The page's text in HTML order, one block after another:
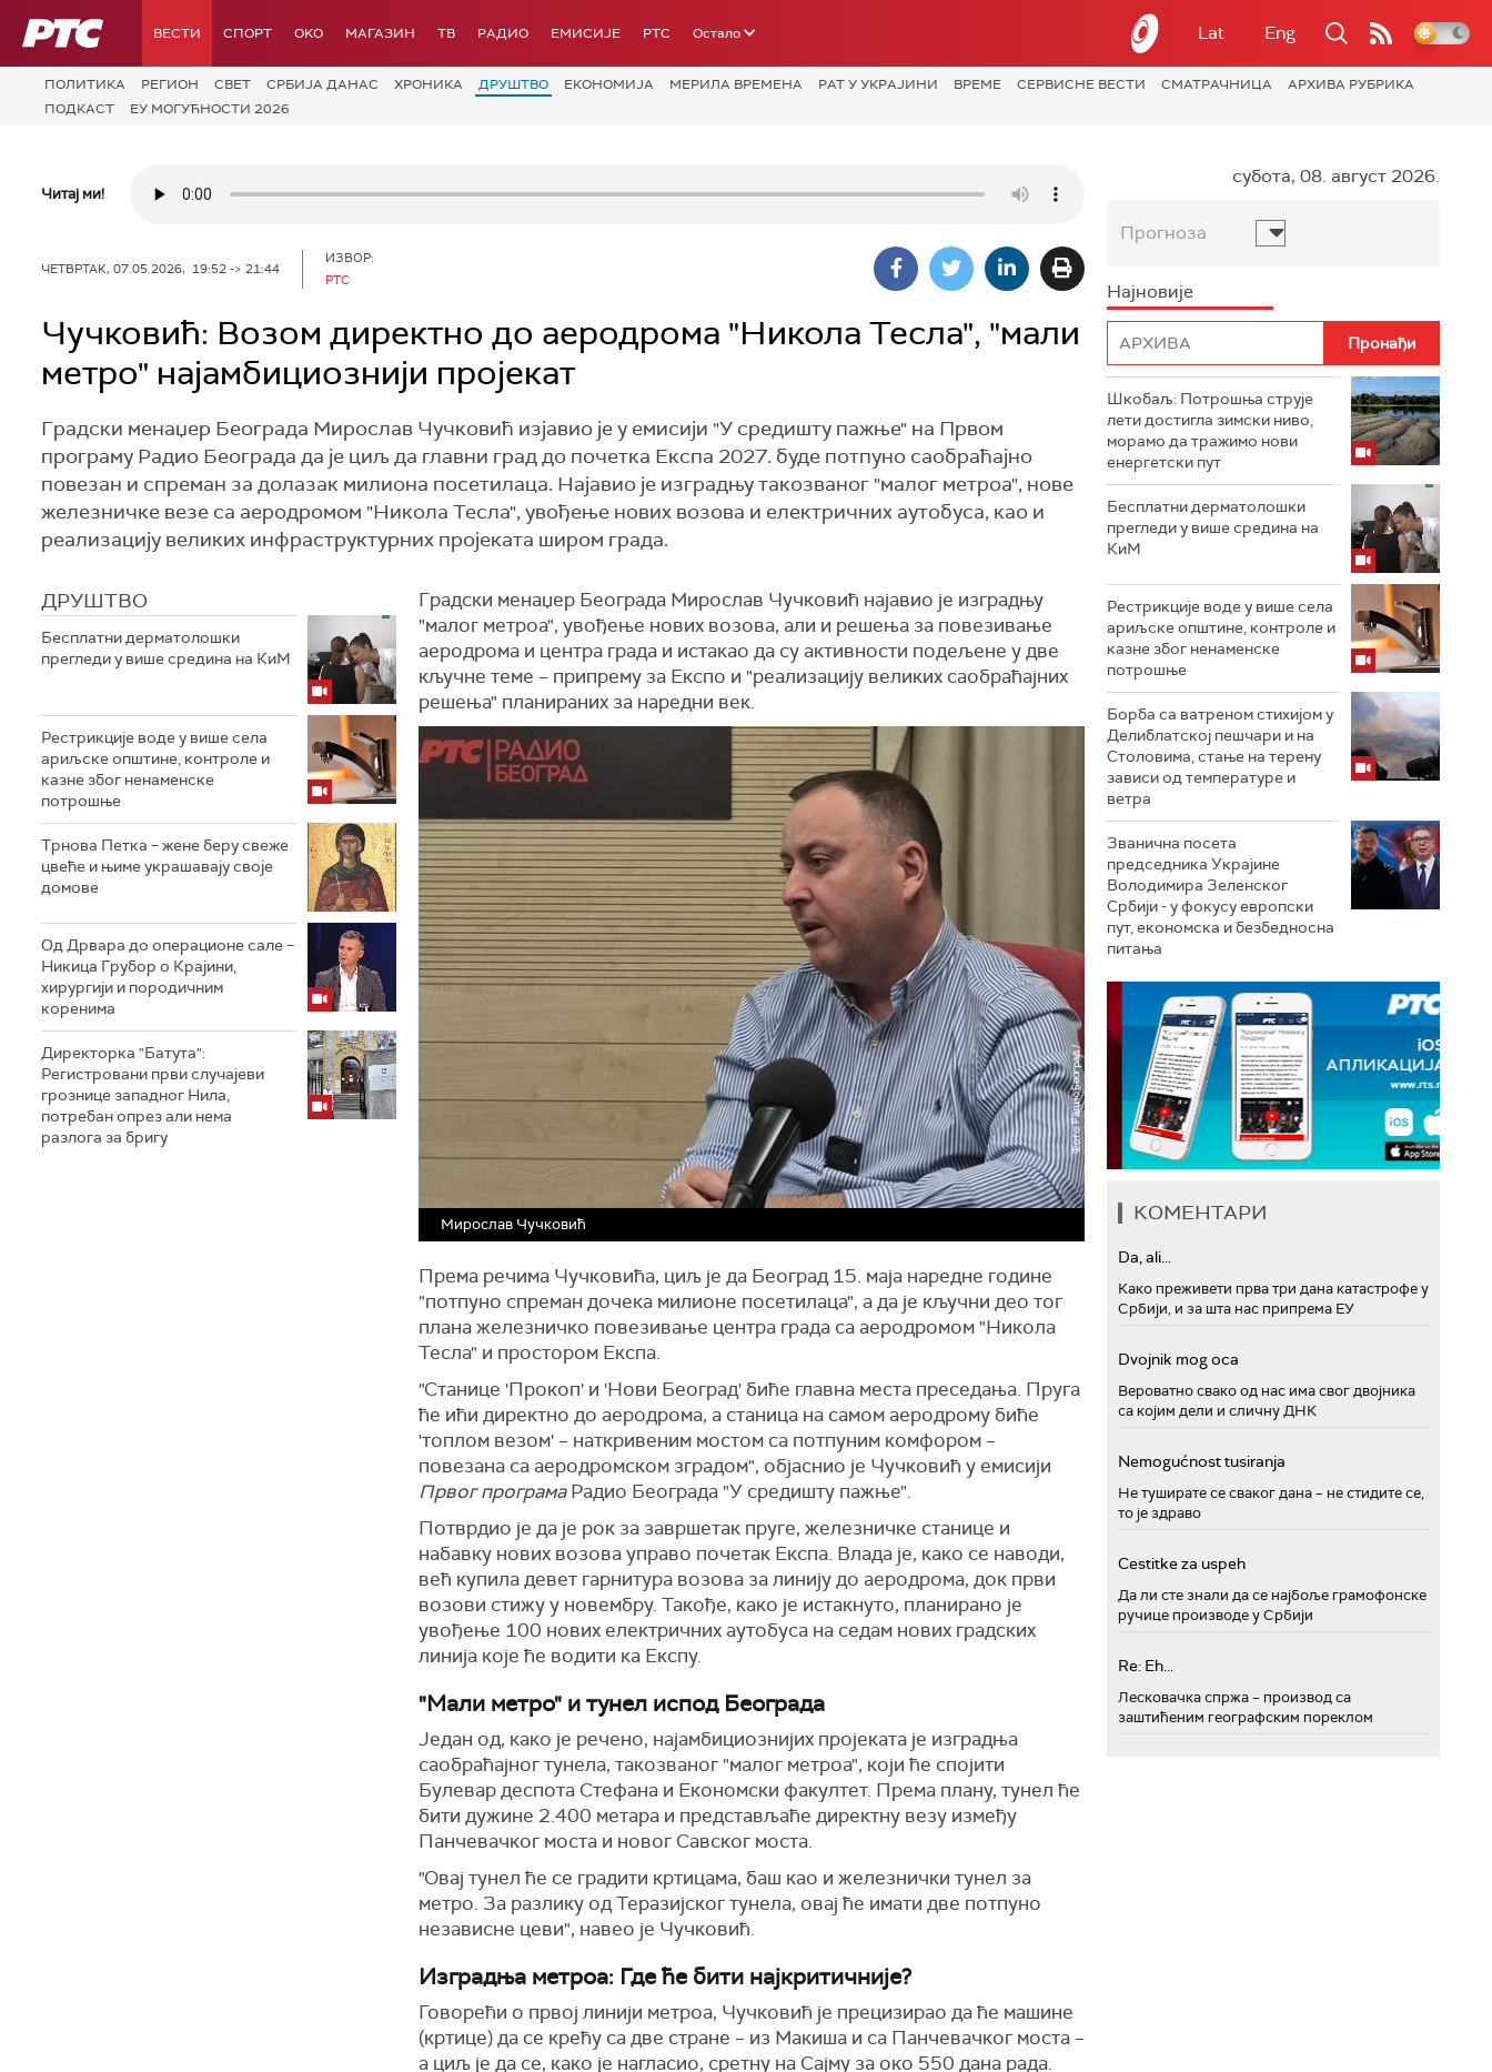
РТС ВЕСТИ СПОРТ OKO МАГАЗИН ТВ РАДИО ЕМИСИЈЕ РТС Остало Lat Eng
ПОЛИТИКА РЕГИОН СВЕТ СРБИЈА ДАНАС ХРОНИКА ДРУШТВО ЕКОНОМИЈА МЕРИЛА ВРЕМЕНА РАТ У УКРАЈИНИ ВРЕМЕ СЕРВИСНЕ ВЕСТИ СМАТРАЧНИЦА
АРХИВА РУБРИКА
ПОДКАСТ
ЕУ МОГУЋНОСТИ 2026
Читај ми!
ЧЕТВРТАК, 07.05.2026, 19:52 -> 21:44
ИЗВОР:
РТС
Чучковић: Возом директно до аеродрома "Никола Тесла", "мали
метро" најамбициознији пројекат
Градски менаџер Београда Мирослав Чучковић изјавио је у емисији "У средишту пажње" на Првом
програму Радио Београда да је циљ да главни град до почетка Експа 2027. буде потпуно саобраћајно
повезан и спреман за долазак милиона посетилаца. Најавио је изградњу такозваног "малог метроа", нове
железничке везе са аеродромом "Никола Тесла", увођење нових возова и електричних аутобуса, као и
реализацију великих инфраструктурних пројеката широм града.
ДРУШТВО
Бесплатни дерматолошки
прегледи у више средина на КиМ
Рестрикције воде у више села
ариљске општине, контроле и
казне због ненаменске
потрошње
Трнова Петка – жене беру свеже
цвеће и њиме украшавају своје
домове
Од Дрвара до операционе сале –
Никица Грубор о Крајини,
хирургији и породичним
коренима
Директорка "Батута":
Регистровани први случајеви
грознице западног Нила,
потребан опрез али нема
разлога за бригу
Градски менаџер Београда Мирослав Чучковић најавио је изградњу
"малог метроа", увођење нових возова, али и решења за повезивање
аеродрома и центра града и истакао да су активности подељене у две
кључне теме – припрему за Експо и "реализацију великих саобраћајних
решења" планираних за наредни век.
Мирослав Чучковић
Према речима Чучковића, циљ је да Београд 15. маја наредне године
"потпуно спреман дочека милионе посетилаца", а да је кључни део тог
плана железничко повезивање центра града са аеродромом "Никола
Тесла" и простором Експа.
"Станице 'Прокоп' и 'Нови Београд' биће главна места преседања. Пруга
ће ићи директно до аеродрома, а станица на самом аеродрому биће
'топлом везом' – наткривеним мостом са потпуним комфором –
повезана са аеродромском зградом", објаснио је Чучковић у емисији
Првог програмаРадио Београда "У средишту пажње".
Потврдио је да је рок за завршетак пруге, железничке станице и
набавку нових возова управо почетак Експа. Влада је, како се наводи,
већ купила девет гарнитура возова за линију до аеродрома, док први
возови стижу у новембру. Такође, како је истакнуто, планирано је
увођење 100 нових електричних аутобуса на седам нових градских
линија које ће водити ка Експу.
"Мали метро" и тунел испод Београда
Један од, како је речено, најамбициознијих пројеката је изградња
саобраћајног тунела, такозваног "малог метроа", који ће спојити
Булевар деспота Стефана и Економски факултет. Према плану, тунел ће
бити дужине 2.400 метара и представљаће директну везу између
Панчевачког моста и новог Савског моста.
"Овај тунел ће се градити кртицама, баш као и железнички тунел за
метро. За разлику од Теразијског тунела, овај ће имати две потпуно
независне цеви", навео је Чучковић.
Изградња метроа: Где ће бити најкритичније?
Говорећи о првој линији метроа, Чучковић је прецизирао да ће машине
(кртице) да се крећу са две стране – из Макиша и са Панчевачког моста –
а циљ је да се, како је нагласио, сретну на Сајму за око 550 дана рада.
субота, 08. август 2026.
Прогноза
Најновије
Шкобаљ: Потрошња струје
лети достигла зимски ниво,
морамо да тражимо нови
енергетски пут
Бесплатни дерматолошки
прегледи у више средина на
КиМ
Рестрикције воде у више села
ариљске општине, контроле и
казне због ненаменске
потрошње
Борба са ватреном стихијом у
Делиблатској пешчари и на
Столовима, стање на терену
зависи од температуре и
ветра
Званична посета
председника Украјине
Володимира Зеленског
Србији - у фокусу европски
пут, економска и безбедносна
питања
КОМЕНТАРИ
Da, ali...
Како преживети прва три дана катастрофе у
Србији, и за шта нас припрема ЕУ
Dvojnik mog oca
Вероватно свако од нас има свог двојника
са којим дели и сличну ДНК
Nemogućnost tusiranja
Не туширате се сваког дана – не стидите се,
то је здраво
Cestitke za uspeh
Да ли сте знали да се најбоље грамофонске
ручице производе у Србији
Re: Eh...
Лесковачка спржа – производ са
заштићеним географским пореклом